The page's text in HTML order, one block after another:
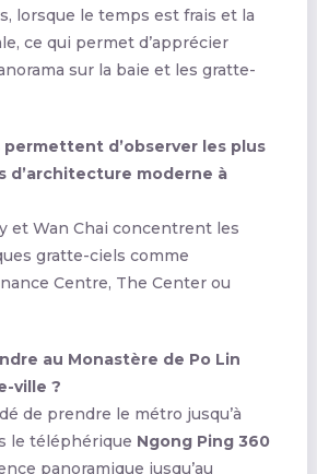
lorsque le temps est frais et la
ce qui permet d’apprécier
sur la baie et les gratte-
d’observer les plus
d’architecture moderne à
et Wan Chai concentrent les
gratte-ciels comme
Centre, The Center ou
au Monastère de Po Lin
ville ?
de prendre le métro jusqu’à
le téléphérique Ngong Ping 360
panoramique jusqu’au